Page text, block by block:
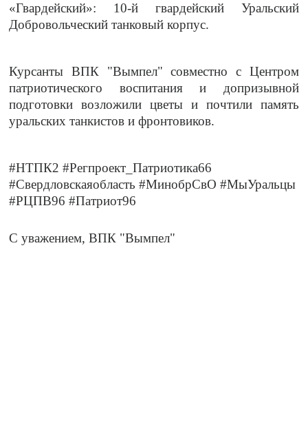
«Гвардейский»: 10-й гвардейский Уральский
Добровольческий танковый корпус.
Курсанты ВПК "Вымпел" совместно с Центром
патриотического воспитания и допризывной
подготовки возложили цветы и почтили память
уральских танкистов и фронтовиков.
#НТПК2 #Регпроект_Патриотика66
#Свердловскаяобласть #МинобрСвО #МыУральцы
#РЦПВ96 #Патриот96
С уважением, ВПК "Вымпел"